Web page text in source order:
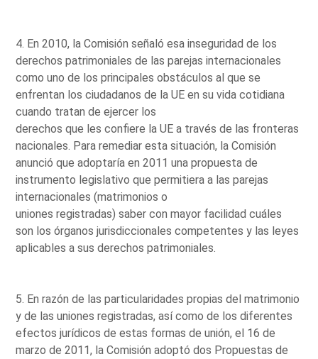
4. En 2010, la Comisión señaló esa inseguridad de los
derechos patrimoniales de las parejas internacionales
como uno de los principales obstáculos al que se
enfrentan los ciudadanos de la UE en su vida cotidiana
cuando tratan de ejercer los
derechos que les confiere la UE a través de las fronteras
nacionales. Para remediar esta situación, la Comisión
anunció que adoptaría en 2011 una propuesta de
instrumento legislativo que permitiera a las parejas
internacionales (matrimonios o
uniones registradas) saber con mayor facilidad cuáles
son los órganos jurisdiccionales competentes y las leyes
aplicables a sus derechos patrimoniales.
5. En razón de las particularidades propias del matrimonio
y de las uniones registradas, así como de los diferentes
efectos jurídicos de estas formas de unión, el 16 de
marzo de 2011, la Comisión adoptó dos Propuestas de